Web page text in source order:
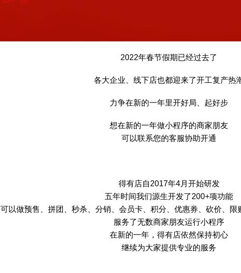
2022年春节假期已经过去了
各大企业、线下店也都迎来了开工复产热
力争在新的一年里开好局、起好步
想在新的一年做小程序的商家朋友
可以联系您的客服协助开通
得有店自2017年4月开始研发
五年时间我们源生开发了200+项功能
可以做预售、拼团、秒杀、分销、会员卡、积分、优惠券、砍价、限
服务了无数商家朋友运行小程序
在新的一年，得有店依然保持初心
继续为大家提供专业的服务